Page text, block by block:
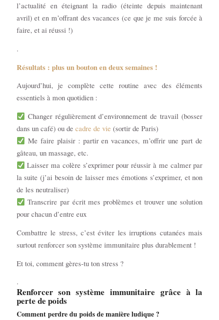
l’actualité en éteignant la radio (éteinte depuis maintenant
avril) et en m’offrant des vacances (ce que je me suis forcée à
faire, et ai réussi !)
.
Résultats : plus un bouton en deux semaines !
Aujourd’hui, je complète cette routine avec des éléments
essentiels à mon quotidien :
Changer régulièrement d’environnement de travail (bosser
dans un café) ou de cadre de vie (sortir de Paris)
Me faire plaisir : partir en vacances, m’offrir une part de
gâteau, un massage, etc.
Laisser ma colère s’exprimer pour réussir à me calmer par
la suite (j’ai besoin de laisser mes émotions s’exprimer, et non
de les neutraliser)
Transcrire par écrit mes problèmes et trouver une solution
pour chacun d’entre eux
Combattre le stress, c’est éviter les irruptions cutanées mais
surtout renforcer son système immunitaire plus durablement !
Et toi, comment gères-tu ton stress ?
.
Renforcer son système immunitaire grâce à la
perte de poids
Comment perdre du poids de manière ludique ?